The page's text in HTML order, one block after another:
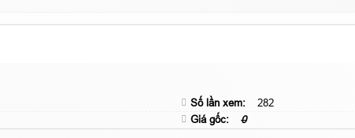
Số lần xem:
282
Giá gốc: 0